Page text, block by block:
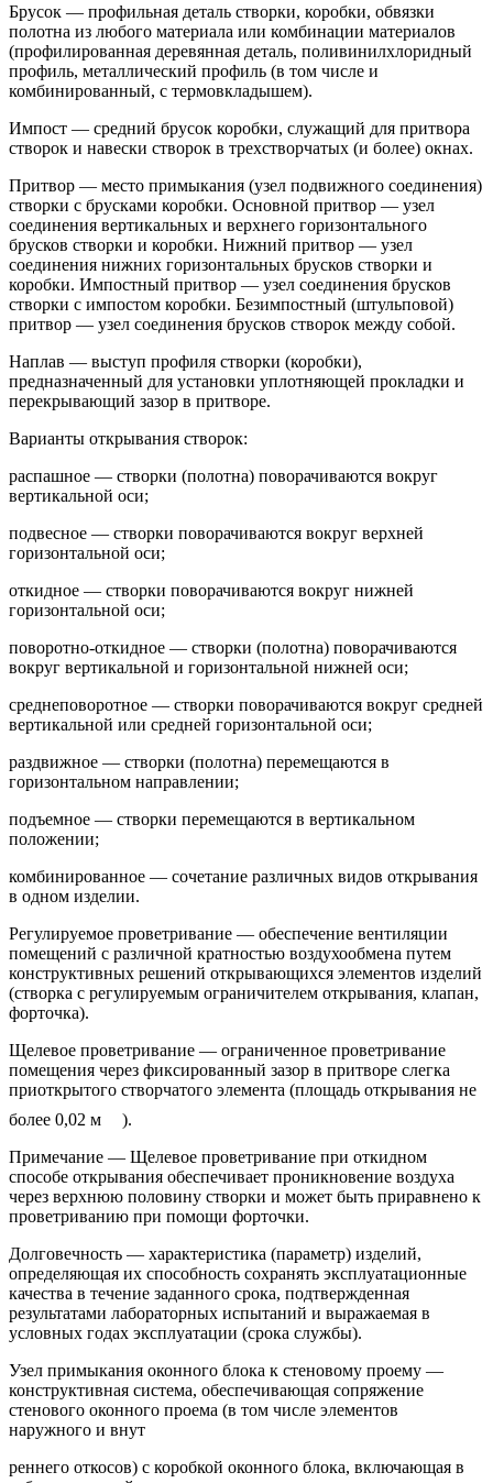
Брусок — профильная деталь створки, коробки, обвязки
полотна из любого материала или комбинации материалов
(профилированная деревянная деталь, поливинилхлоридный
профиль, металлический профиль (в том числе и
комбинированный, с термовкладышем).
Импост — средний брусок коробки, служащий для притвора
створок и навески створок в трехстворчатых (и более) окнах.
Притвор — место примыкания (узел подвижного соединения)
створки с брусками коробки. Основной притвор — узел
соединения вертикальных и верхнего горизонтального
брусков створки и коробки. Нижний притвор — узел
соединения нижних горизонтальных брусков створки и
коробки. Импостный притвор — узел соединения брусков
створки с импостом коробки. Безимпостный (штульповой)
притвор — узел соединения брусков створок между собой.
Наплав — выступ профиля створки (коробки),
предназначенный для установки уплотняющей прокладки и
перекрывающий зазор в притворе.
Варианты открывания створок:
распашное — створки (полотна) поворачиваются вокруг
вертикальной оси;
подвесное — створки поворачиваются вокруг верхней
горизонтальной оси;
откидное — створки поворачиваются вокруг нижней
горизонтальной оси;
поворотно-откидное — створки (полотна) поворачиваются
вокруг вертикальной и горизонтальной нижней оси;
среднеповоротное — створки поворачиваются вокруг средней
вертикальной или средней горизонтальной оси;
раздвижное — створки (полотна) перемещаются в
горизонтальном направлении;
подъемное — створки перемещаются в вертикальном
положении;
комбинированное — сочетание различных видов открывания
в одном изделии.
Регулируемое проветривание — обеспечение вентиляции
помещений с различной кратностью воздухообмена путем
конструктивных решений открывающихся элементов изделий
(створка с регулируемым ограничителем открывания, клапан,
форточка).
Щелевое проветривание — ограниченное проветривание
помещения через фиксированный зазор в притворе слегка
приоткрытого створчатого элемента (площадь открывания не
более 0,02 м
).
Примечание — Щелевое проветривание при откидном
способе открывания обеспечивает проникновение воздуха
через верхнюю половину створки и может быть приравнено к
проветриванию при помощи форточки.
Долговечность — характеристика (параметр) изделий,
определяющая их способность сохранять эксплуатационные
качества в течение заданного срока, подтвержденная
результатами лабораторных испытаний и выражаемая в
условных годах эксплуатации (срока службы).
Узел примыкания оконного блока к стеновому проему —
конструктивная система, обеспечивающая сопряжение
стенового оконного проема (в том числе элементов
наружного и внут
реннего откосов) с коробкой оконного блока, включающая в